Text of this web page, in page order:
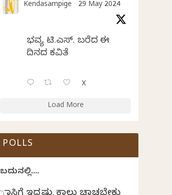
Kendasampige 29 May 2024
ಭವ್ಯ ಟಿ.ಎಸ್. ಬರೆದ ಈ
ದಿನದ ಕವಿತೆ
X
Load More
POLLS
ಬದುಕಿನಲ್ಲಿ....